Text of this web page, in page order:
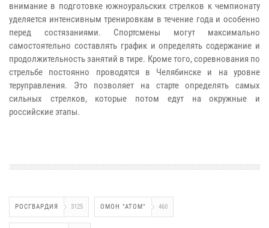
внимание в подготовке южноуральских стрелков к чемпионату
уделяется интенсивным тренировкам в течение года и особенно
перед состязаниями. Спортсмены могут максимально
самостоятельно составлять график и определять содержание и
продолжительность занятий в тире. Кроме того, соревнования по
стрельбе постоянно проводятся в Челябинске и на уровне
теруправления. Это позволяет на старте определять самых
сильных стрелков, которые потом едут на окружные и
российские этапы.
РОСГВАРДИЯ 3125 ОМОН "АТОМ" 460